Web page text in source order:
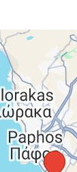
ultra all
(letiskové
v